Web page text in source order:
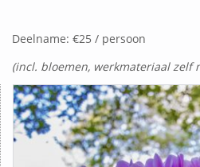
Deelname: €25 / persoon
(incl. bloemen, werkmateriaal zelf